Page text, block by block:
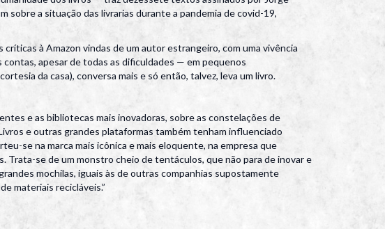
sobre a situação das livrarias durante a pandemia de covid-19,
à Amazon vindas de um autor estrangeiro, com uma vivência
apesar de todas as dificuldades — em pequenos
da casa), conversa mais e só então, talvez, leva um livro.
e as bibliotecas mais inovadoras, sobre as constelações de
e outras grandes plataformas também tenham influenciado
se na marca mais icônica e mais eloquente, na empresa que
se de um monstro cheio de tentáculos, que não para de inovar e
mochilas, iguais às de outras companhias supostamente
materiais recicláveis.”